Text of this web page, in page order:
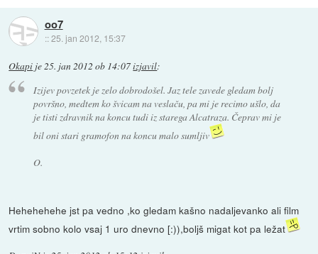
oo7
::25. jan 2012, 15:37
Okapi je25. jan 2012 ob 14:07izjavil:
Izijev povzetek je zelo dobrodošel. Jaz tele zavede gledam bolj
površno, medtem ko švicam na veslaču, pa mi je recimo ušlo, da
je tisti zdravnik na koncu tudi iz starega Alcatraza. Čeprav mi je
bil oni stari gramofon na koncu malo sumljiv
O.
Hehehehehe jst pa vedno ,ko gledam kašno nadaljevanko ali film
vrtim sobno kolo vsaj 1 uro dnevno [:)),boljš migat kot pa ležat